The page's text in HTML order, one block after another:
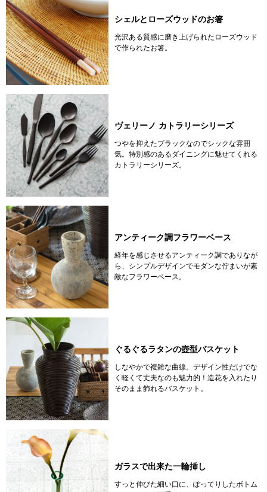
シェルとローズウッドのお箸
光沢ある質感に磨き上げられたローズウッド
で作られたお箸。
ヴェリーノ カトラリーシリーズ
つやを抑えたブラックなのでシックな雰囲
気。特別感のあるダイニングに魅せてくれる
カトラリーシリーズ。
アンティーク調フラワーベース
経年を感じさせるアンティーク調でありなが
ら、シンプルデザインでモダンな佇まいが素
敵なフラワーベース。
ぐるぐるラタンの壺型バスケット
しなやかで複雑な曲線。デザイン性だけでな
く軽くて丈夫なのも魅力的！造花を入れたり
そのまま飾れるバスケット。
ガラスで出来た一輪挿し
すっと伸びた細い口に、ぽってりしたボトム